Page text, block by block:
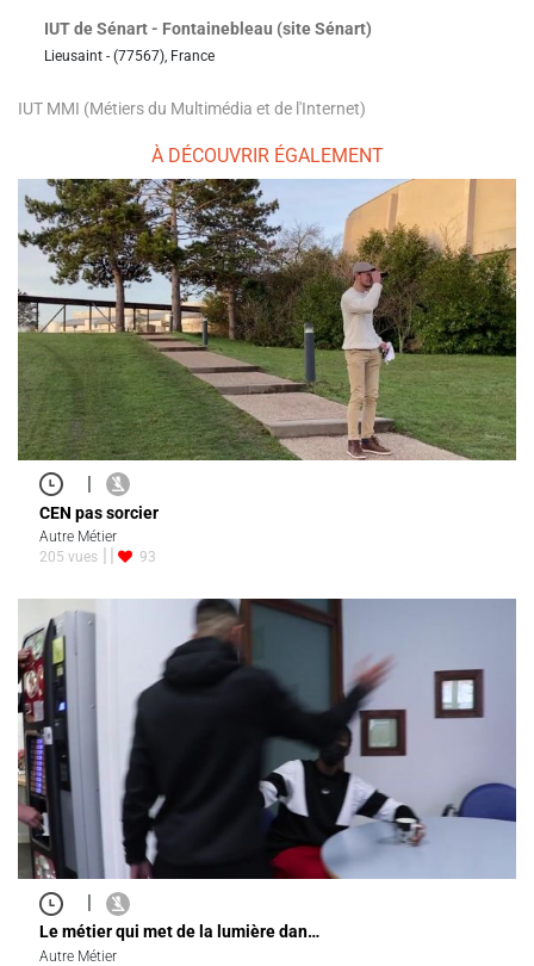
IUT de Sénart - Fontainebleau (site Sénart)
Lieusaint - (77567), France
IUT MMI (Métiers du Multimédia et de l'Internet)
À DÉCOUVRIR ÉGALEMENT
|
CEN pas sorcier
Autre Métier
205 vues
93
|
Le métier qui met de la lumière dan…
Autre Métier